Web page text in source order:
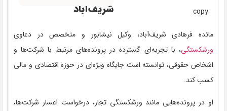
شریف‌آباد
مائده فرهادی شریف‌آباد، وکیل نیشابور و متخصص در دعاوی
ورشکستگی، با تجربه‌ای گسترده در پرونده‌های مرتبط با شرکت‌ها و
اشخاص حقوقی، توانسته است جایگاه ویژه‌ای در حوزه اقتصادی و مالی
کسب کند.
او در پرونده‌هایی مانند ورشکستگی تجار، درخواست اعسار شرکت‌ها،